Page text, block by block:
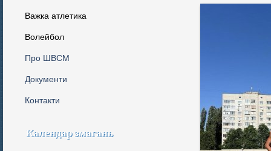
Важка атлетика
Волейбол
Про ШВСМ
Документи
Контакти
Календар змагань